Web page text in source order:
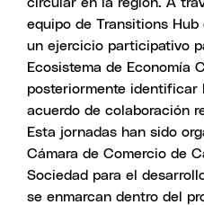
equipo de Transitions Hub
un ejercicio participativo
Ecosistema de Economía
posteriormente identificar
acuerdo de colaboración
Esta jornadas han sido
Cámara de Comercio de
Sociedad para el
se enmarcan dentro del